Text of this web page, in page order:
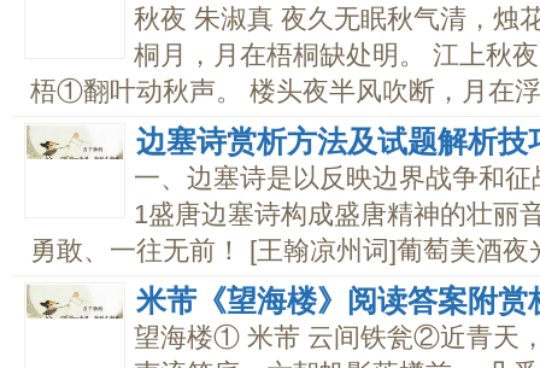
秋夜 朱淑真 夜久无眠秋气清，烛
桐月，月在梧桐缺处明。 江上秋
梧①翻叶动秋声。 楼头夜半风吹断，月在
边塞诗赏析方法及试题解析技
一、边塞诗是以反映边界战争和
1盛唐边塞诗构成盛唐精神的壮丽
勇敢、一往无前！ [王翰凉州词]葡萄美酒夜
米芾《望海楼》阅读答案附赏
望海楼① 米芾 云间铁瓮②近青天